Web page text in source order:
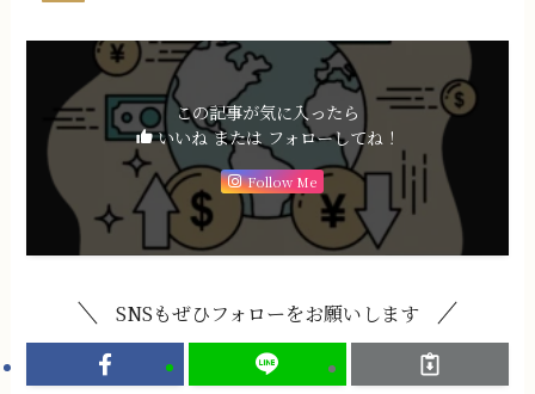
この記事が気に入ったら
いいね または フォローしてね！
Follow Me
SNSもぜひフォローをお願いします